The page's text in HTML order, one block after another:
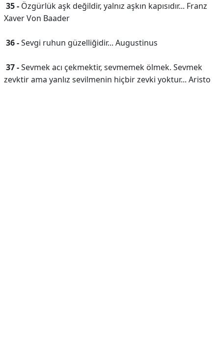
35 - Özgürlük aşk değildir, yalnız aşkın kapısıdır... Franz
Xaver Von Baader
36 -Sevgi ruhun güzelliğidir... Augustinus
37 -Sevmek acı çekmektir, sevmemek ölmek. Sevmek
zevktir ama yanlız sevilmenin hiçbir zevki yoktur... Aristo